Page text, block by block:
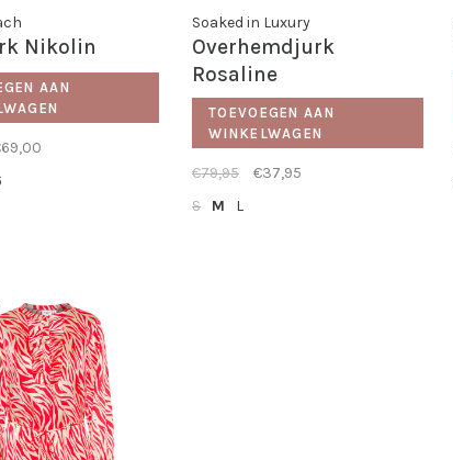
Nikolin
AAN
Soaked in Luxury
Overhemdjurk
Rosaline
TOEVOEGEN AAN
WINKELWAGEN
€79,95
€37,95
S
M L